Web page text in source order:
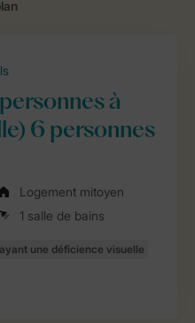
à
6 personnes
Logement mitoyen
1 salle de bains